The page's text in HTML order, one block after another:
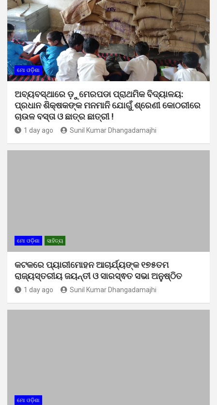
ମୋ ଓଡ଼ିଶା
ଅବ୍ୟବସ୍ଥାରେ ଡ଼ୁମେରପଡା ପ୍ରାଥମିକ ବିଦ୍ୟାଳୟ:
ପ୍ରଧାନ ଶିକ୍ଷକଙ୍କ ମନମାନି ଯୋଗୁଁ ଶ୍ରେଣୀ କୋଠରୀରେ
ଚାଉଳ ବସ୍ତା ଓ ଛାତ୍ର ଛାତ୍ରୀ !
1 day ago Sunil Kumar Dhangadamajhi
ମୋ ଓଡ଼ିଶା ସାହିତ୍ୟ
କଟକରେ ପ୍ୟାରୀମୋହନ ଆଚାର୍ଯ୍ୟଙ୍କ ୧୭୫ତମ
ରାଜ୍ୟସ୍ତରୀୟ ଜୟନ୍ତୀ ଓ ସାରସ୍ଵତ ସଭା ଅନୁଷ୍ଠିତ
1 day ago Sunil Kumar Dhangadamajhi
ମୋ ଓଡ଼ିଶା